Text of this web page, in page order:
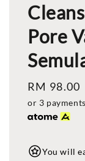
Pore
Regular
price
RM 98.00
or 3
You will